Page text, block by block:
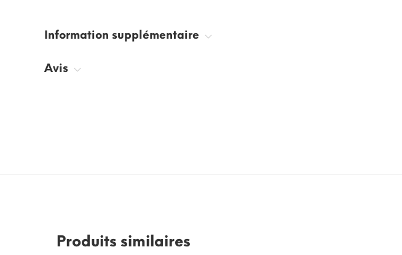
Information supplémentaire
Avis
Produits similaires